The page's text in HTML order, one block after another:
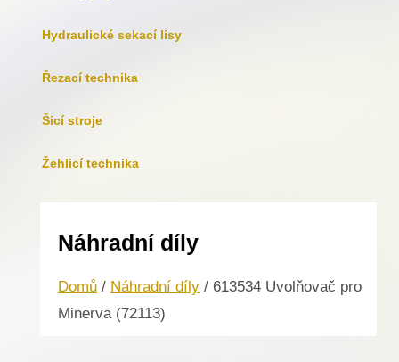
Hydraulické sekací lisy
Řezací technika
Šicí stroje
Žehlicí technika
Náhradní díly
Domů / Náhradní díly / 613534 Uvolňovač pro
Minerva (72113)